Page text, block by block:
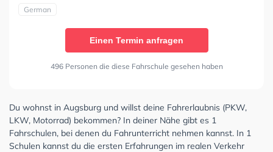
German
Einen Termin anfragen
496 Personen die diese Fahrschule gesehen haben
Du wohnst in Augsburg und willst deine Fahrerlaubnis (PKW,
LKW, Motorrad) bekommen? In deiner Nähe gibt es 1
Fahrschulen, bei denen du Fahrunterricht nehmen kannst. In 1
Schulen kannst du die ersten Erfahrungen im realen Verkehr